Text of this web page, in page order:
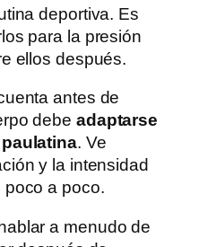
deportiva. Es
para la presión
ellos después.
antes de
debe adaptarse
. Ve
y la intensidad
poco a poco.
a menudo de